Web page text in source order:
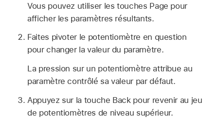
Vous pouvez utiliser les touches Page pour
afficher les paramètres résultants.
Faites pivoter le potentiomètre en question
pour changer la valeur du paramètre.
La pression sur un potentiomètre attribue au
paramètre contrôlé sa valeur par défaut.
Appuyez sur la touche Back pour revenir au jeu
de potentiomètres de niveau supérieur.